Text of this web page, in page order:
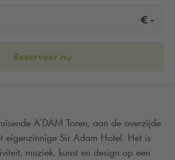
€ -
Reserveer nu
A’DAM Toren, aan de overzijde
eigenzinnige Sir Adam Hotel. Het is
muziek, kunst en design op een